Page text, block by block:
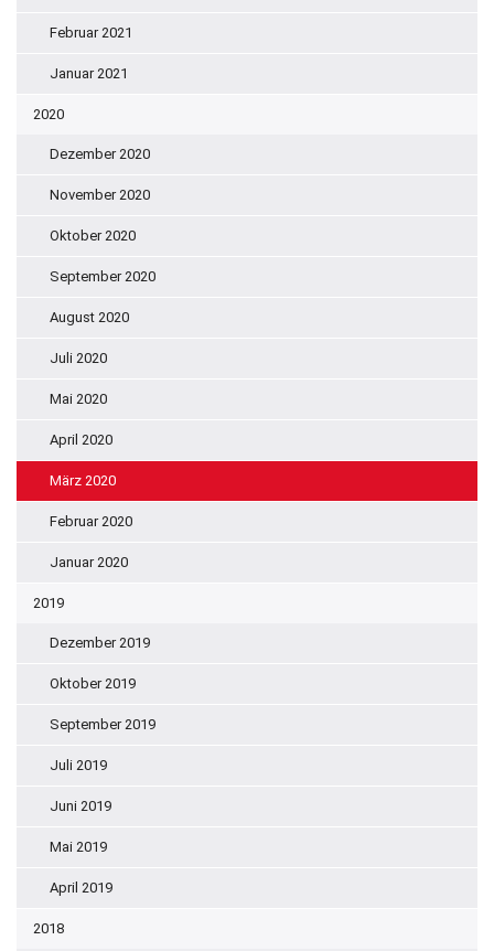
Februar 2021
Januar 2021
2020
Dezember 2020
November 2020
Oktober 2020
September 2020
August 2020
Juli 2020
Mai 2020
April 2020
März 2020
Februar 2020
Januar 2020
2019
Dezember 2019
Oktober 2019
September 2019
Juli 2019
Juni 2019
Mai 2019
April 2019
2018